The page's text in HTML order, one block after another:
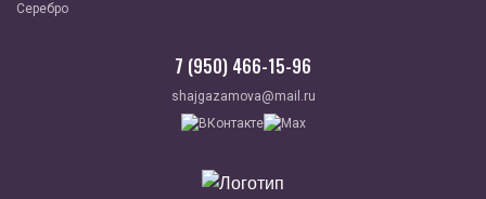
Серебро
7 (950) 466-15-96
shajgazamova@mail.ru